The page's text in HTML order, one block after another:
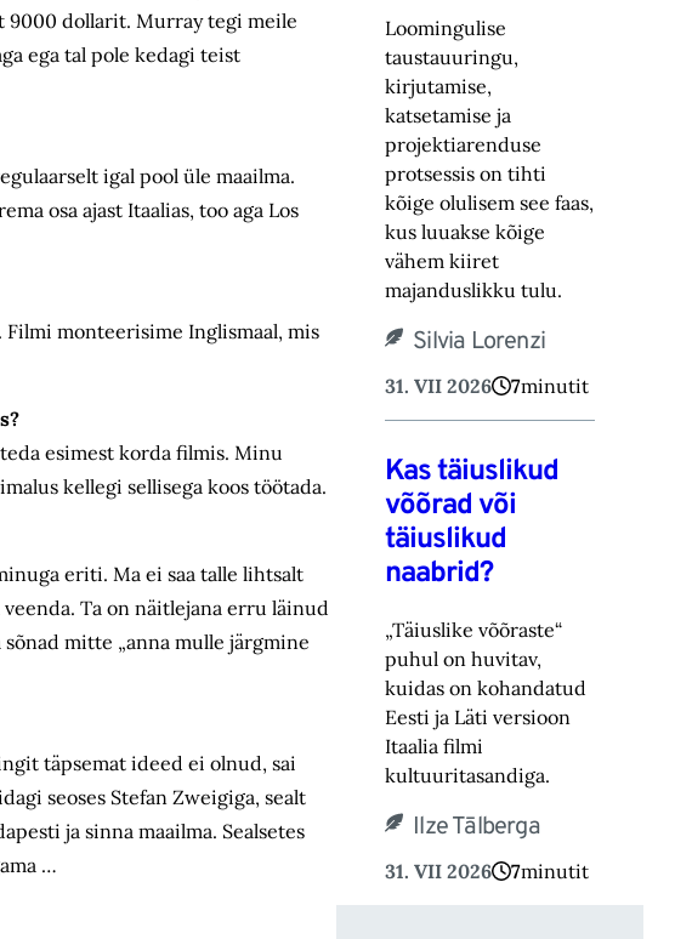
9000 dollarit. Murray tegi meile
ega tal pole kedagi teist
igal pool üle maailma.
osa ajast Itaalias, too aga Los
Filmi monteerisime Inglismaal, mis
esimest korda filmis. Minu
kellegi sellisega koos töötada.
eriti. Ma ei saa talle lihtsalt
Ta on näitlejana erru läinud
sõnad mitte „anna mulle järgmine
täpsemat ideed ei olnud, sai
seoses Stefan Zweigiga, sealt
ja sinna maailma. Sealsetes
…
Loomingulise
taustauuringu,
kirjutamise,
katsetamise ja
projektiarenduse
protsessis on tihti
kõige olulisem see faas,
kus luuakse kõige
vähem kiiret
majanduslikku tulu.
Silvia Lorenzi
31. VII 2026 7minutit
Kas täiuslikud
võõrad või
täiuslikud
naabrid?
„Täiuslike võõraste“
puhul on huvitav,
kuidas on kohandatud
Eesti ja Läti versioon
Itaalia filmi
kultuuritasandiga.
Ilze Tālberga
31. VII 2026 7minutit